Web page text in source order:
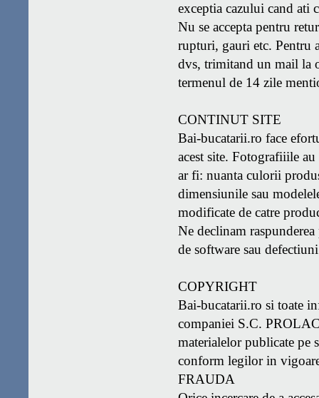
exceptia cazului cand ati
Nu se accepta pentru
rupturi, gauri etc. Pentru
dvs, trimitand un mail la
termenul de 14 zile
CONTINUT SITE
Bai-bucatarii.ro face
acest site. Fotografiiile
ar fi: nuanta culorii
dimensiunile sau
modificate de catre
Ne declinam
de software sau
COPYRIGHT
Bai-bucatarii.ro si toate
companiei S.C.
materialelor publicate pe
conform legilor in
FRAUDA